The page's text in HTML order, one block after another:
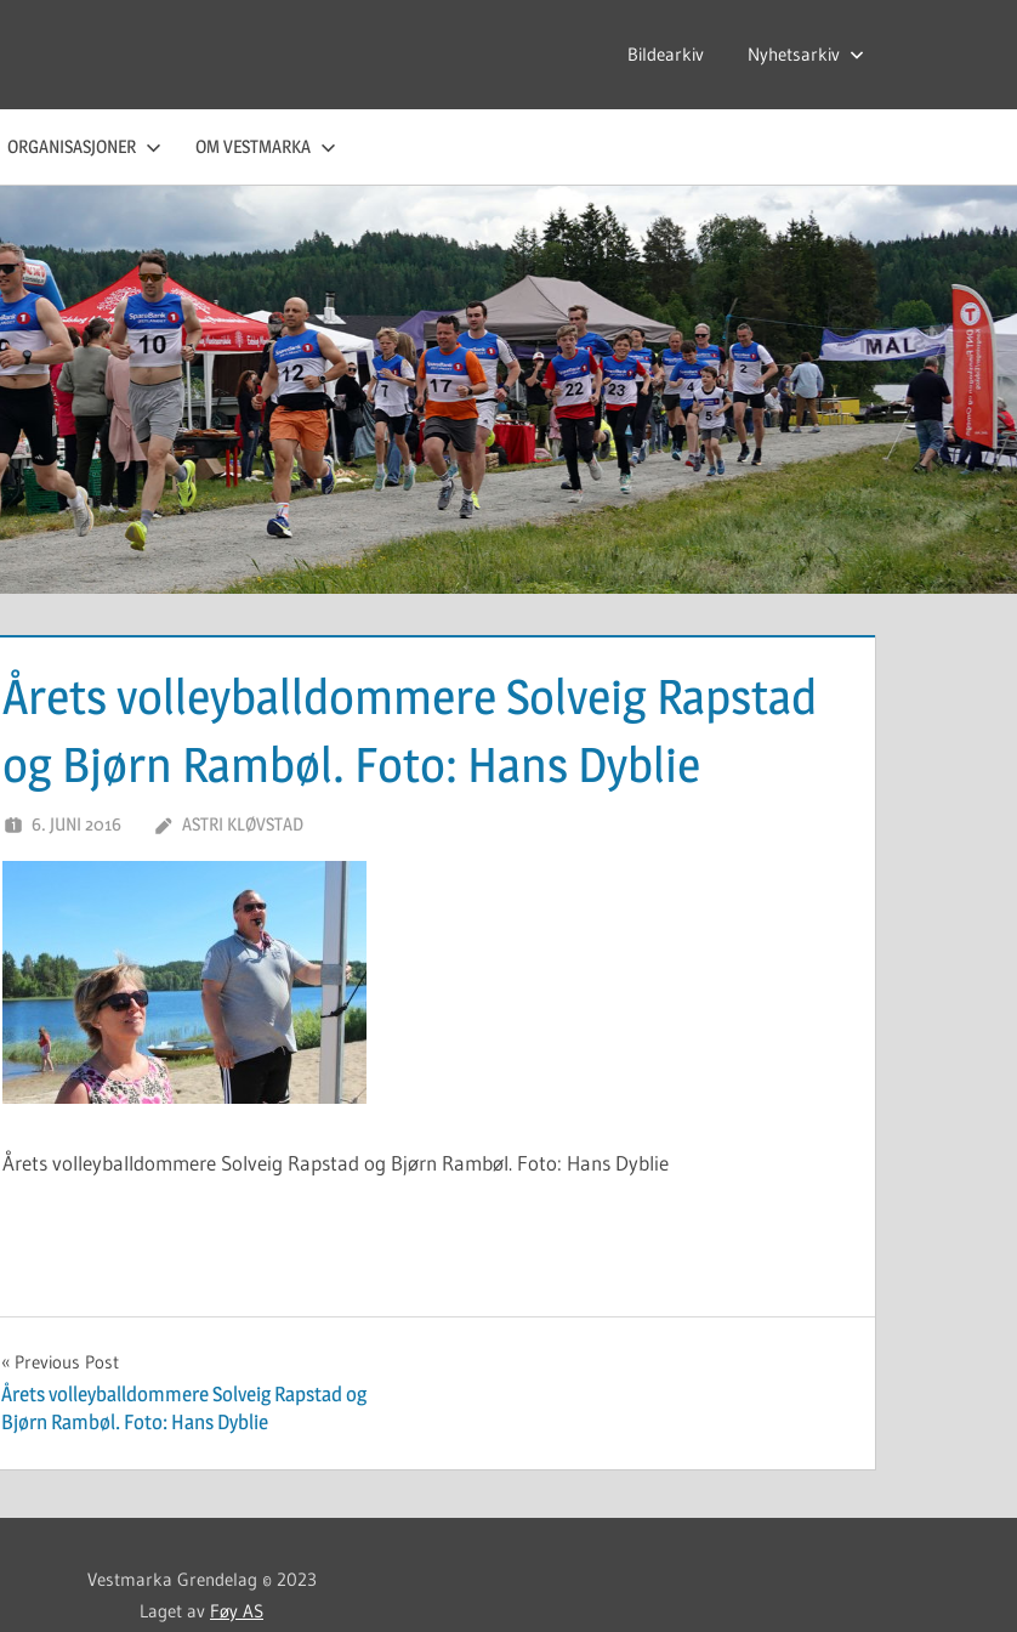
Bildearkiv Nyhetsarkiv
ORGANISASJONER OM VESTMARKA
Årets volleyballdommere Solveig Rapstad
og Bjørn Rambøl. Foto: Hans Dyblie
6. JUNI 2016 ASTRI KLØVSTAD
Årets volleyballdommere Solveig Rapstad og Bjørn Rambøl. Foto: Hans Dyblie
Innleggsnavigasjon
Previous Post
Årets volleyballdommere Solveig Rapstad og
Bjørn Rambøl. Foto: Hans Dyblie
Vestmarka Grendelag © 2023
Laget av Føy AS